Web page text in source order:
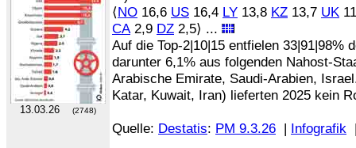
13.03.26 (2748)
⟨NO 16,6 US 16,4 LY 13,8 KZ 13,7 UK
CA2,9 DZ 2,5⟩ ...
Auf die Top-2|10|15 entfielen 33|91|98%
darunter 6,1% aus folgenden Nahost-
Arabische Emirate, Saudi-Arabien,
Katar, Kuwait, Iran) lieferten 2025 kein
Quelle: Destatis: PM 9.3.26 | Infografik